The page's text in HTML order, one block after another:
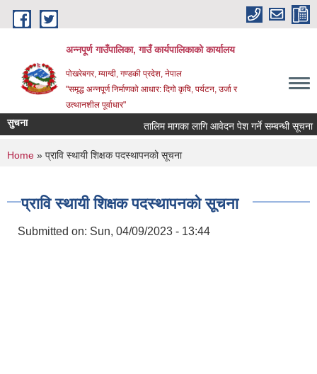
Skip to main content
अन्‍नपूर्ण गाउँपालिका, गाउँ कार्यपालिकाको कार्यालय
पोखरेबगर, म्याग्दी, गण्डकी प्रदेश, नेपाल
"समृद्ध अन्‍नपूर्ण निर्माणको आधार: दिगो कृषि, पर्यटन, उर्जा र
उत्थानशील पूर्वाधार"
सुचना तालिम मागका लागि आवेदन पेश गर्ने सम्बन्धी सूचना ।।
You are here
Home » प्रावि स्थायी शिक्षक पदस्थापनको सूचना
प्रावि स्थायी शिक्षक पदस्थापनको सूचना
Submitted on: Sun, 04/09/2023 - 13:44